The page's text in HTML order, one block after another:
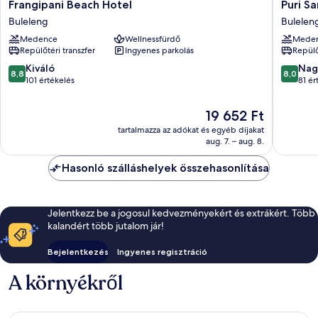
Beach
Hotel
Buleleng
Frangipani Beach Hotel
Buleleng
Medence
Wellnessfürdő
Repülőtéri transzfer
Ingyenes parkolás
8.8
ennyiből:
8,8 Kiváló
101 értékelés
Az
19 652 Ft
19 652 Ft
tartalmazza az adókat és egyéb díjakat
aug. 7. – aug. 8.
Saron
Baruna
Beach
Puri
8.0
8,0
81
Hasonló szálláshelyek összehasonlítása
Jelentkezz be a jogosul kedvezményekért és extrákért. Több
kalandért több jutalom jár!
Bejelentkezés Ingyenes regisztráció
A környékről